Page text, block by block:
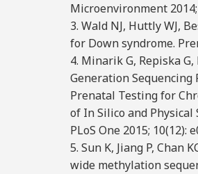
Microenvironment 2014;
3. Wald NJ, Huttly WJ,
for Down syndrome.
4. Minarik G, Repiska
Generation
Prenatal Testing for
of In Silico and
PLoS One 2015; 10(12):
5. Sun K, Jiang P, Chan
wide methylation